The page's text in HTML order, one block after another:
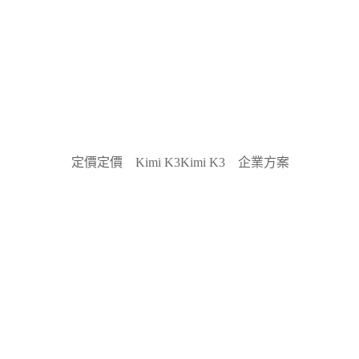
定價定價 Kimi K3Kimi K3 企業方案